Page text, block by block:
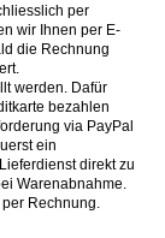
per
wir Ihnen per E-
die Rechnung
werden. Dafür
bezahlen
via PayPal
ein
direkt zu
Warenabnahme.
Rechnung.